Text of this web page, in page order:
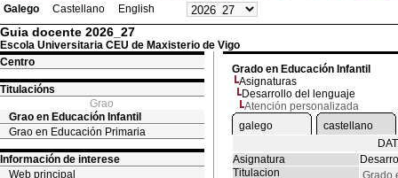
Galego Castellano English
Guia docente 2026_27
Escola Universitaria CEU de Maxisterio de Vigo
Centro
Titulacións
Grao
Grao en Educación Infantil
Grao en Educación Primaria
Información de interese
Web principal
Grado en Educación Infantil
Asignaturas
Desarrollo del lenguaje
Atención personalizada
galego
castellano
Asignatura
Titulacion
Grado